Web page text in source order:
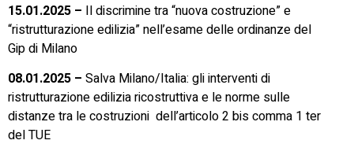
15.01.2025 – Il discrimine tra “nuova costruzione” e
“ristrutturazione edilizia” nell’esame delle ordinanze del
Gip di Milano
08.01.2025 – Salva Milano/Italia: gli interventi di
ristrutturazione edilizia ricostruttiva e le norme sulle
distanze tra le costruzioni dell’articolo 2 bis comma 1 ter
del TUE